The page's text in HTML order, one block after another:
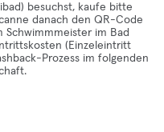
besuchst, kaufe bitte
danach den QR-Code
Schwimmmeister im Bad
(Einzeleintritt
Prozess im folgenden